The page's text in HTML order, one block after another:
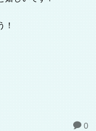
！
0